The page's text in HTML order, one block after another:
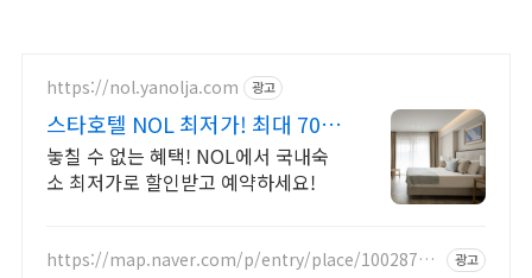
https://nol.yanolja.com 광고
스타호텔 NOL 최저가! 최대 70%
더블업 할인!
놓칠 수 없는 혜택! NOL에서 국내숙
소 최저가로 할인받고 예약하세요!
https://map.naver.com/p/entry/place/10028778
광고